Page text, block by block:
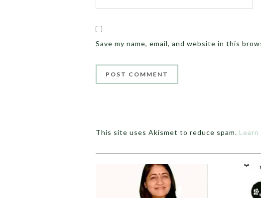
Save my name, email, and website in this
This site uses Akismet to reduce spam.